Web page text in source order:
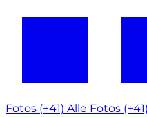
Fotos (+41) Alle Fotos (+41)